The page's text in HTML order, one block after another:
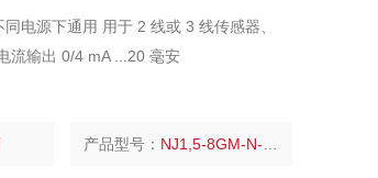
电源下通用 用于 2 线或 3 线传感器、
流输出 0/4 mA ...20 毫安
产品型号： NJ1,5-8GM-N-V1